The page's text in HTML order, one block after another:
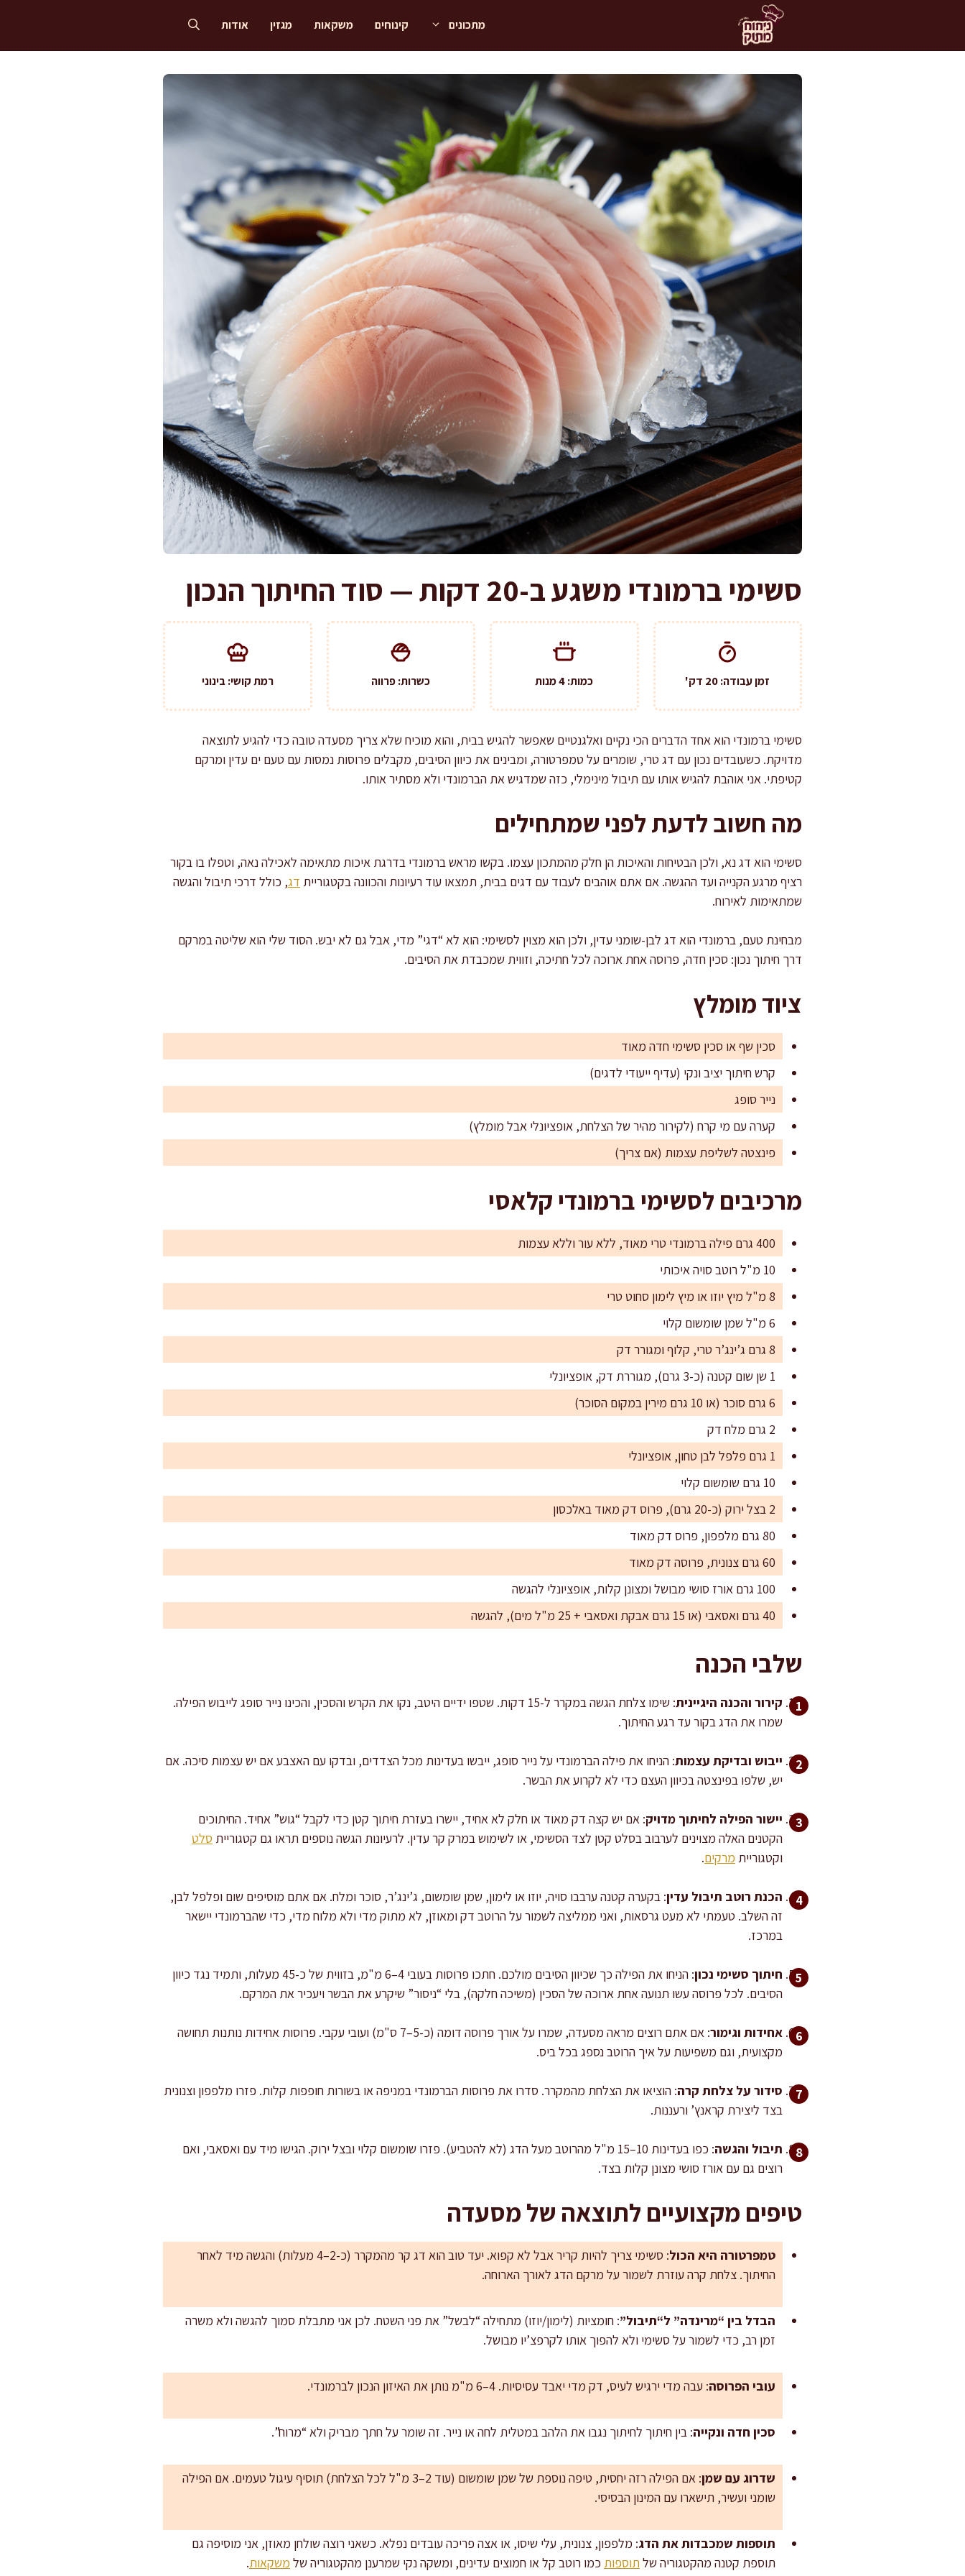
מתכונים קינוחים משקאות מגזין אודות
סשימי ברמונדי משגע ב-20 דקות — סוד החיתוך הנכון
זמן עבודה: 20 דק' כמות: 4 מנות כשרות: פרווה רמת קושי: בינוני
סשימי ברמונדי הוא אחד הדברים הכי נקיים ואלגנטיים שאפשר להגיש בבית, והוא מוכיח שלא צריך מסעדה טובה כדי להגיע לתוצאה
מדויקת. כשעובדים נכון עם דג טרי, שומרים על טמפרטורה, ומבינים את כיוון הסיבים, מקבלים פרוסות נמסות עם טעם ים עדין ומרקם
קטיפתי. אני אוהבת להגיש אותו עם תיבול מינימלי, כזה שמדגיש את הברמונדי ולא מסתיר אותו.
מה חשוב לדעת לפני שמתחילים
סשימי הוא דג נא, ולכן הבטיחות והאיכות הן חלק מהמתכון עצמו. בקשו מראש ברמונדי בדרגת איכות מתאימה לאכילה נאה, וטפלו בו בקור
רציף מרגע הקנייה ועד ההגשה. אם אתם אוהבים לעבוד עם דגים בבית, תמצאו עוד רעיונות והכוונה בקטגוריית דג, כולל דרכי תיבול והגשה
שמתאימות לאירוח.
מבחינת טעם, ברמונדי הוא דג לבן-שומני עדין, ולכן הוא מצוין לסשימי: הוא לא “דגי” מדי, אבל גם לא יבש. הסוד שלי הוא שליטה במרקם
דרך חיתוך נכון: סכין חדה, פרוסה אחת ארוכה לכל חתיכה, וזווית שמכבדת את הסיבים.
ציוד מומלץ
סכין שף או סכין סשימי חדה מאוד
קרש חיתוך יציב ונקי (עדיף ייעודי לדגים)
נייר סופג
קערה עם מי קרח (לקירור מהיר של הצלחת, אופציונלי אבל מומלץ)
פינצטה לשליפת עצמות (אם צריך)
מרכיבים לסשימי ברמונדי קלאסי
400 גרם פילה ברמונדי טרי מאוד, ללא עור וללא עצמות
10 מ"ל רוטב סויה איכותי
8 מ"ל מיץ יוזו או מיץ לימון סחוט טרי
6 מ"ל שמן שומשום קלוי
8 גרם ג’ינג’ר טרי, קלוף ומגורר דק
1 שן שום קטנה (כ-3 גרם), מגוררת דק, אופציונלי
6 גרם סוכר (או 10 גרם מירין במקום הסוכר)
2 גרם מלח דק
1 גרם פלפל לבן טחון, אופציונלי
10 גרם שומשום קלוי
2 בצל ירוק (כ-20 גרם), פרוס דק מאוד באלכסון
80 גרם מלפפון, פרוס דק מאוד
60 גרם צנונית, פרוסה דק מאוד
100 גרם אורז סושי מבושל ומצונן קלות, אופציונלי להגשה
40 גרם ואסאבי (או 15 גרם אבקת ואסאבי + 25 מ"ל מים), להגשה
שלבי הכנה
קירור והכנה היגיינית
: שימו צלחת הגשה במקרר ל-15 דקות. שטפו ידיים היטב, נקו את הקרש והסכין, והכינו נייר סופג לייבוש הפילה.
שמרו את הדג בקור עד רגע החיתוך.
ייבוש ובדיקת עצמות: הניחו את פילה הברמונדי על נייר סופג, ייבשו בעדינות מכל הצדדים, ובדקו עם האצבע אם יש עצמות סיכה. אם
יש, שלפו בפינצטה בכיוון העצם כדי לא לקרוע את הבשר.
יישור הפילה לחיתוך מדויק: אם יש קצה דק מאוד או חלק לא אחיד, יישרו בעזרת חיתוך קטן כדי לקבל “גוש” אחיד. החיתוכים
הקטנים האלה מצוינים לערבוב בסלט קטן לצד הסשימי, או לשימוש במרק קר עדין. לרעיונות הגשה נוספים תראו גם קטגוריית סלט
וקטגוריית מרקים.
הכנת רוטב תיבול עדין: בקערה קטנה ערבבו סויה, יוזו או לימון, שמן שומשום, ג’ינג’ר, סוכר ומלח. אם אתם מוסיפים שום ופלפל לבן,
זה השלב. טעמתי לא מעט גרסאות, ואני ממליצה לשמור על הרוטב דק ומאוזן, לא מתוק מדי ולא מלוח מדי, כדי שהברמונדי יישאר
במרכז.
חיתוך סשימי נכון
: הניחו את הפילה כך שכיוון הסיבים מולכם. חתכו פרוסות בעובי 4–6 מ"מ, בזווית של כ-45 מעלות, ותמיד נגד כיוון
הסיבים. לכל פרוסה עשו תנועה אחת ארוכה של הסכין (משיכה חלקה), בלי “ניסור” שיקרע את הבשר ויעכיר את המרקם.
אחידות וגימור
: אם אתם רוצים מראה מסעדה, שמרו על אורך פרוסה דומה (כ-5–7 ס"מ) ועובי עקבי. פרוסות אחידות נותנות תחושה
מקצועית, וגם משפיעות על איך הרוטב נספג בכל ביס.
סידור על צלחת קרה: הוציאו את הצלחת מהמקרר. סדרו את פרוסות הברמונדי במניפה או בשורות חופפות קלות. פזרו מלפפון וצנונית
בצד ליצירת קראנץ’ ורעננות.
תיבול והגשה
: כפו בעדינות 10–15 מ"ל מהרוטב מעל הדג (לא להטביע). פזרו שומשום קלוי ובצל ירוק. הגישו מיד עם ואסאבי, ואם
רוצים גם עם אורז סושי מצונן קלות בצד.
טיפים מקצועיים לתוצאה של מסעדה
טמפרטורה היא הכול
: סשימי צריך להיות קריר אבל לא קפוא. יעד טוב הוא דג קר מהמקרר (כ-2–4 מעלות) והגשה מיד לאחר
החיתוך. צלחת קרה עוזרת לשמור על מרקם הדג לאורך הארוחה.
הבדל בין “מרינדה” ל“תיבול”: חומציות (לימון/יוזו) מתחילה “לבשל” את פני השטח. לכן אני מתבלת סמוך להגשה ולא משרה
זמן רב, כדי לשמור על סשימי ולא להפוך אותו לקרפצ’יו מבושל.
עובי הפרוסה: עבה מדי ירגיש לעיס, דק מדי יאבד עסיסיות. 4–6 מ"מ נותן את האיזון הנכון לברמונדי.
סכין חדה ונקייה: בין חיתוך לחיתוך נגבו את הלהב במטלית לחה או נייר. זה שומר על חתך מבריק ולא “מרוח”.
שדרוג עם שמן
: אם הפילה רזה יחסית, טיפה נוספת של שמן שומשום (עוד 2–3 מ"ל לכל הצלחת) תוסיף עיגול טעמים. אם הפילה
שומני ועשיר, תישארו עם המינון הבסיסי.
תוספות שמכבדות את הדג: מלפפון, צנונית, עלי שיסו, או אצה פריכה עובדים נפלא. כשאני רוצה שולחן מאוזן, אני מוסיפה גם
תוספת קטנה מהקטגוריה של תוספות כמו רוטב קל או חמוצים עדינים, ומשקה נקי שמרענן מהקטגוריה של משקאות.